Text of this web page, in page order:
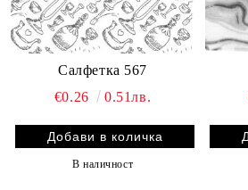
Салфетка 567
€0.26
0.51лв.
В наличност